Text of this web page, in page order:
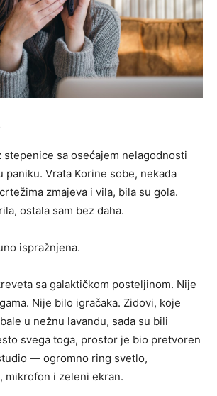
stepenice sa osećajem nelagodnosti
paniku. Vrata Korine sobe, nekada
zmajeva i vila, bila su gola.
ostala sam bez daha.
ispražnjena.
sa galaktičkom posteljinom. Nije
Nije bilo igračaka. Zidovi, koje
u nežnu lavandu, sada su bili
svega toga, prostor je bio pretvoren
— ogromno ring svetlo,
mikrofon i zeleni ekran.